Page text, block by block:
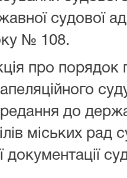
судової
№ 108.
про порядок
до
міських рад
документації